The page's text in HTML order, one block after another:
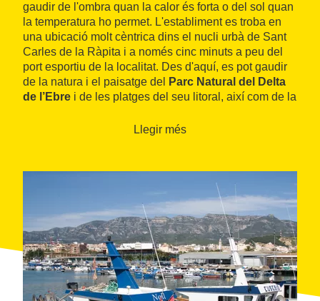
gaudir de l'ombra quan la calor és forta o del sol quan
la temperatura ho permet. L'establiment es troba en
una ubicació molt cèntrica dins el nucli urbà de Sant
Carles de la Ràpita i a només cinc minuts a peu del
port esportiu de la localitat. Des d'aquí, es pot gaudir
de la natura i el paisatge del
Parc Natural del Delta
de l’Ebre i de les platges del seu litoral, així com de la
Llegir més